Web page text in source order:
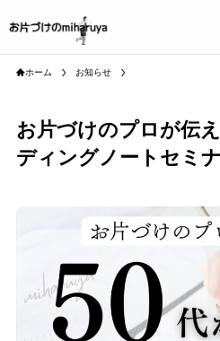
ホーム お知らせ
お片づけのプロが伝
ディングノートセミ